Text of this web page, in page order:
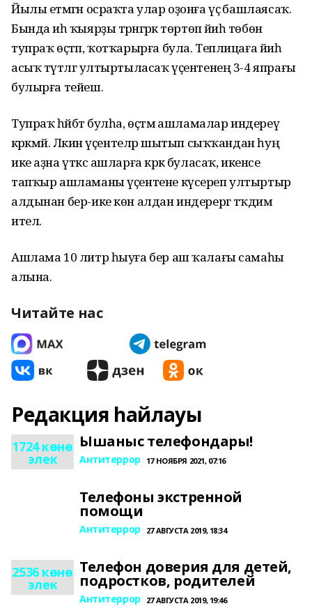
Йылы етмәгән осраҡта улар оҙонға үҫә башлаясаҡ.
Бында иһә ҡыярҙы тәрәнгәрәк төртөп йәиһә төбөнә
тупраҡ өҫтәп, ҡотҡарырға була. Теплицаға йәиһә
асыҡ түтәлгә ултыртыласаҡ үҫентенең 3-4 япрағы
булырға тейеш.
Тупраҡ һәйбәт булһа, өҫтәмә ашламалар индереү
кәрәкмәй. Ләкин үҫентеләр шытып сыҡҡандан һуң
ике аҙна үткәс ашларға кәрәк буласаҡ, икенсе
тапҡыр ашламаны үҫентене күсереп ултыртыр
алдынан бер-ике көн алдан индерергә тәҡдим
ителә.
Ашлама 10 литр һыуға бер аш ҡалағы самаһы
алына.
Читайте нас
Редакция һайлауы
1724 көнө
элек
Ышаныс телефондары!
Антитеррор 17 НОЯБРЯ 2021, 07:16
Телефоны экстренной
помощи
Антитеррор 27 АВГУСТА 2019, 18:34
2536 көнө
элек
Телефон доверия для детей,
подростков, родителей
Антитеррор 27 АВГУСТА 2019, 19:46